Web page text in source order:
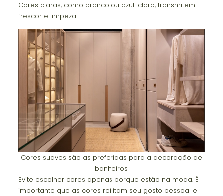
Cores claras, como branco ou azul-claro, transmitem
frescor e limpeza.
Cores suaves são as preferidas para a decoração de
banheiros
Evite escolher cores apenas porque estão na moda. É
importante que as cores reflitam seu gosto pessoal e